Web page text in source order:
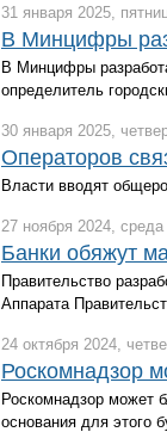
31 января 2025,
В Минцифры
В Минцифры
определитель
30 января 2025,
Операторов
Власти вводят
27 ноября 2024,
Банки обяжут
Правительство
Аппарата
24 октября 2024,
Роскомнадзор
Роскомнадзор может
основания для этого